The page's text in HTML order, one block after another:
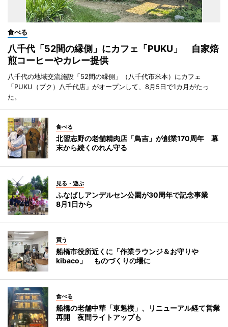
食べる
八千代「52間の縁側」にカフェ「PUKU」 自家焙
煎コーヒーやカレー提供
八千代の地域交流施設「52間の縁側」（八千代市米本）にカフェ
「PUKU（プク）八千代店」がオープンして、8月5日で1カ月がたっ
た。
食べる
北習志野の老舗精肉店「鳥吉」が創業170周年 幕
末から続くのれん守る
見る・遊ぶ
ふなばしアンデルセン公園が30周年で記念事業
8月1日から
買う
船橋市役所近くに「作業ラウンジ＆お守りや
kibaco」 ものづくりの場に
食べる
船橋の老舗中華「東魁楼」、リニューアル経て営業
再開 夜間ライトアップも